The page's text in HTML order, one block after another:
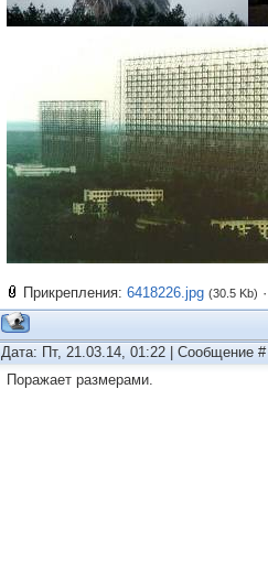
Прикрепления: 6418226.jpg (30.5 Kb) ·
Дата: Пт, 21.03.14, 01:22 | Сообщение #
Поражает размерами.